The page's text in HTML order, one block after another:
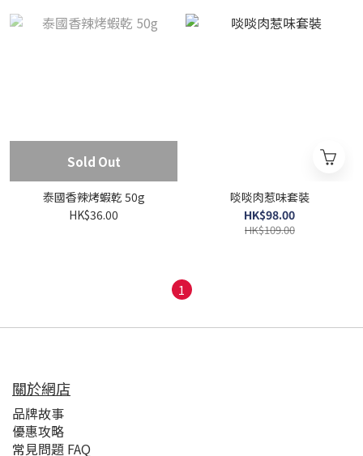
Sold Out
泰國香辣烤蝦乾 50g
HK$36.00
啖啖肉惹味套裝
HK$98.00
HK$109.00
1
關於網店
品牌故事
優惠攻略
常見問題 FAQ